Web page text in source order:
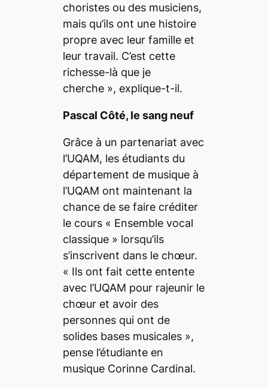
choristes ou des musiciens,
mais qu’ils ont une histoire
propre avec leur famille et
leur travail. C’est cette
richesse-là que je
cherche », explique-t-il.
Pascal Côté, le sang neuf
Grâce à un partenariat avec
l’UQAM, les étudiants du
département de musique à
l’UQAM ont maintenant la
chance de se faire créditer
le cours « Ensemble vocal
classique » lorsqu’ils
s’inscrivent dans le chœur.
« Ils ont fait cette entente
avec l’UQAM pour rajeunir le
chœur et avoir des
personnes qui ont de
solides bases musicales»,
pense l’étudiante en
musique Corinne Cardinal.